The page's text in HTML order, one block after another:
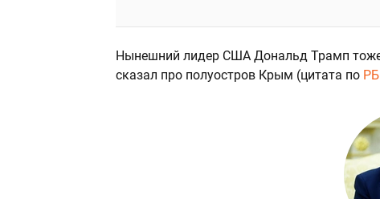
Нынешний лидер США Дональд Трамп тоже
сказал про полуостров Крым (цитата по